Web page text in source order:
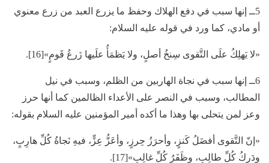
5ــ إنها سبب في دفع الهلاك وحفظ ما يزرع العبد من زرع معنوي
أو مادي، كما ورد في قوله عليه السلام:
«لا يَهلِكُ علَى التَّقوى سِنخُ أصلٍ، ولا يَظمَأُ علَيها زَرعُ قَومٍ»[16].
6ــ إنها سبب في نجاة الهاربين من الظلم، وسبب في نيل
المطالب، وسبب في النصر على الأعداء الظالمين كما أنها حرز
وعز لمن يتحلى بها وهذا ما أكده أمير المؤمنين عليه السلام بقوله:
«إنّ التَّقوى أفضَلُ كَنزٍ، وأحرَزُ حِرزٍ، وأعَزُّ عِزٍّ، فيهِ نَجاةُ كُلِّ هارِبٍ،
ودَركُ كُلِّ طالِبٍ، وظَفَرُ كُلِّ غالِبٍ»[17].